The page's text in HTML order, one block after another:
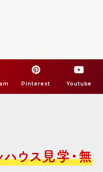
Pinterest Youtube
ウス見学・無